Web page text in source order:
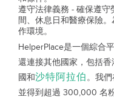
遵守法律義務 - 確保遵
間、休息日和醫療保險
作環境。
HelperPlace是一個綜合
還連接其他國家，包括香
國和沙特阿拉伯。我
並得到超過 300,000 名